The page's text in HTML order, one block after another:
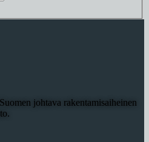
johtava rakentamisaiheinen